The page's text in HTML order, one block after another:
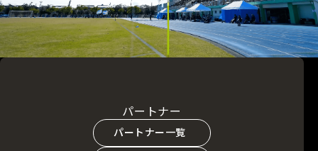
パートナー
パートナー一覧